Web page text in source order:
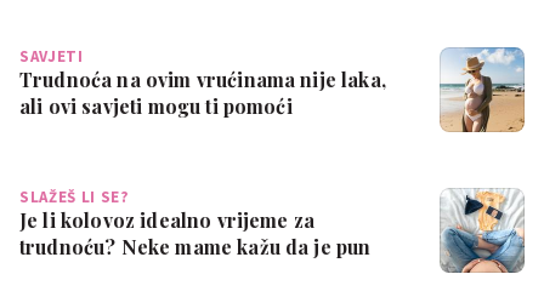
SAVJETI
Trudnoća na ovim vrućinama nije laka,
ali ovi savjeti mogu ti pomoći
SLAŽEŠ LI SE?
Je li kolovoz idealno vrijeme za
trudnoću? Neke mame kažu da je pun